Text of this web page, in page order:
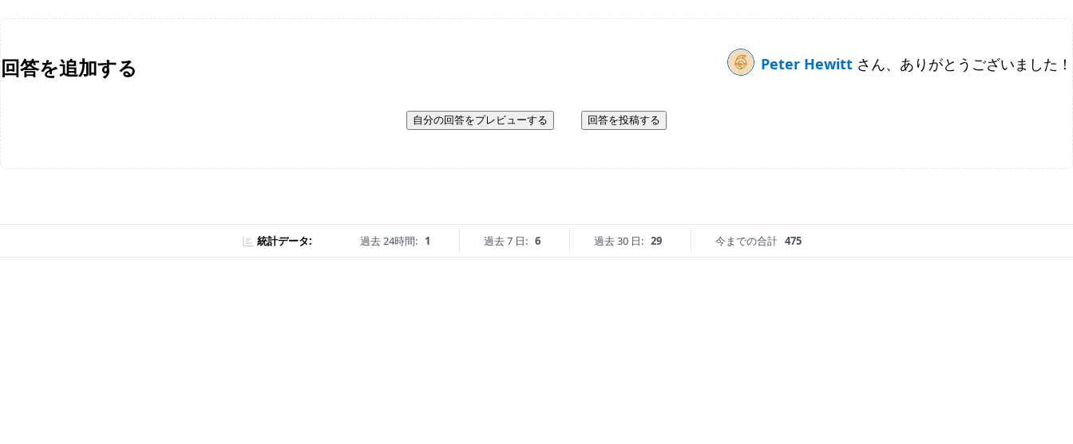
回答を追加する Peter Hewitt さん、ありがとうございました！
自分の回答をプレビューする 回答を投稿する
統計データ: 過去 24時間: 1 過去 7 日: 6 過去 30 日: 29 今までの合計 475